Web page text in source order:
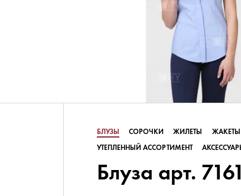
БЛУЗЫ СОРОЧКИ ЖИЛЕТЫ ЖАКЕТЫ
УТЕПЛЕННЫЙ АССОРТИМЕНТ
Блуза арт. 7161